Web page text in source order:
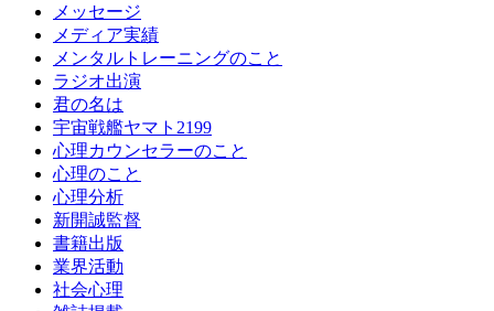
メッセージ
メディア実績
メンタルトレーニングのこと
ラジオ出演
君の名は
宇宙戦艦ヤマト2199
心理カウンセラーのこと
心理のこと
心理分析
新開誠監督
書籍出版
業界活動
社会心理